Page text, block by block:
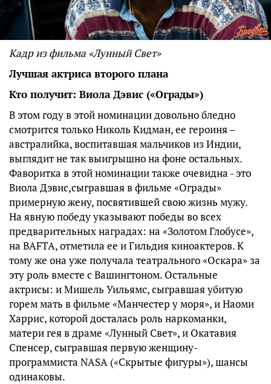
Кадр из фильма «Лунный Свет»
Лучшая актриса второго плана
Кто получит: Виола Дэвис («Ограды»)
В этом году в этой номинации довольно бледно
смотрится только Николь Кидман, ее героиня –
австралийка, воспитавшая мальчиков из Индии,
выглядит не так выигрышно на фоне остальных.
Фаворитка в этой номинации также очевидна - это
Виола Дэвис,сыгравшая в фильме «Ограды»
примерную жену, посвятившей свою жизнь мужу.
На явную победу указывают победы во всех
предварительных наградах: на «Золотом Глобусе»,
на BAFTA, отметила ее и Гильдия киноактеров. К
тому же она уже получала театрального «Оскара» за
эту роль вместе с Вашингтоном. Остальные
актрисы: и Мишель Уильямс, сыгравшая убитую
горем мать в фильме «Манчестер у моря», и Наоми
Харрис, которой досталась роль наркоманки,
матери гея в драме «Лунный Свет», и Окатавия
Спенсер, сыгравшая первую женщину-
программиста NASA («Скрытые фигуры»), шансы
одинаковы.